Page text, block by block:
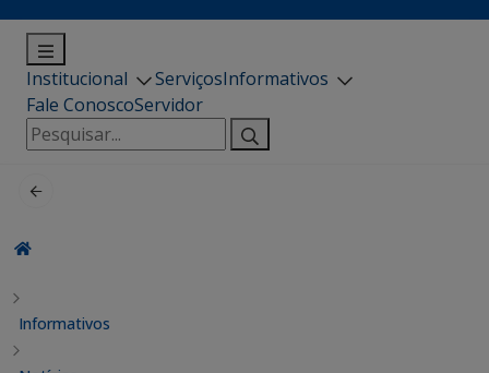
Institucional ServiçosInformativos
Fale ConoscoServidor
Pesquisar
por:
Informativos